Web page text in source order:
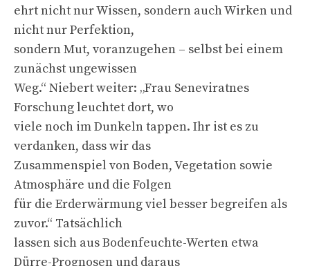
ehrt nicht nur Wissen, sondern auch Wirken und
nicht nur Perfektion,
sondern Mut, voranzugehen – selbst bei einem
zunächst ungewissen
Weg.“ Niebert weiter: „Frau Seneviratnes
Forschung leuchtet dort, wo
viele noch im Dunkeln tappen. Ihr ist es zu
verdanken, dass wir das
Zusammenspiel von Boden, Vegetation sowie
Atmosphäre und die Folgen
für die Erderwärmung viel besser begreifen als
zuvor.“ Tatsächlich
lassen sich aus Bodenfeuchte-Werten etwa
Dürre-Prognosen und daraus